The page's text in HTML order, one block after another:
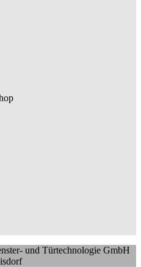
und Türtechnologie GmbH